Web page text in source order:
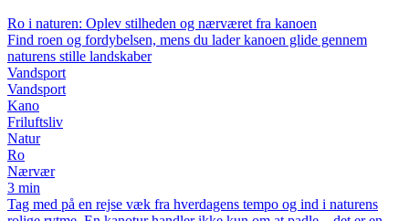
Ro i naturen: Oplev stilheden og nærværet fra kanoen
Find roen og fordybelsen, mens du lader kanoen glide gennem
naturens stille landskaber
Vandsport
Vandsport
Kano
Friluftsliv
Natur
Ro
Nærvær
3 min
Tag med på en rejse væk fra hverdagens tempo og ind i naturens